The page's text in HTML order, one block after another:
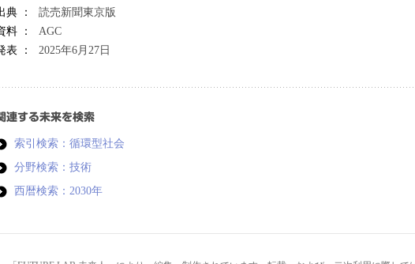
典 ：
読売新聞東京版
料 ：
AGC
表 ：
2025年6月27日
連する未来を検索
索引検索：循環型社会
分野検索：技術
西暦検索：2030年